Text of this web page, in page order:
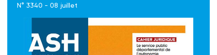
N° 3340 - 08 juillet